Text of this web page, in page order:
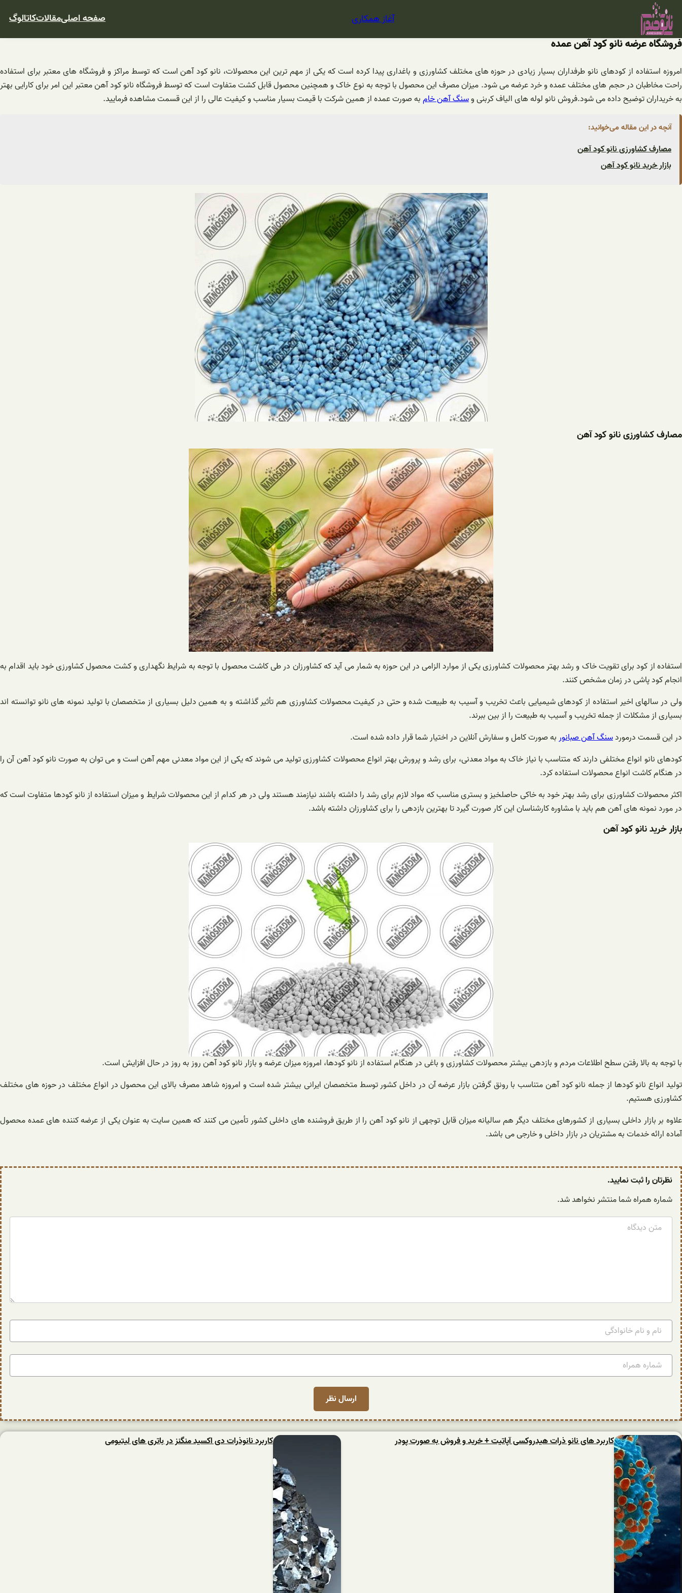
محتوا
آغاز همکاری صفحه اصلیمقالاتکاتالوگ
فروشگاه عرضه نانو کود آهن عمده
امروزه استفاده از کودهای نانو طرفداران بسیار زیادی در حوزه های مختلف کشاورزی و باغداری پیدا کرده است که یکی از مهم ترین این محصولات، نانو کود آهن است که توسط مراکز و فروشگاه های معتبر برای استفاده
راحت مخاطبان در حجم های مختلف عمده و خرد عرضه می شود. میزان مصرف این محصول با توجه به نوع خاک و همچنین محصول قابل کشت متفاوت است که توسط فروشگاه نانو کود آهن معتبر این امر برای کارایی بهتر
به خریداران توضیح داده می شود.فروش نانو لوله های الیاف کربنی وسنگ آهن خامبه صورت عمده از همین شرکت با قیمت بسیار مناسب و کیفیت عالی را از این قسمت مشاهده فرمایید.
آنچه در این مقاله می‌خوانید:
مصارف کشاورزی نانو کود آهن
بازار خرید نانو کود آهن
مصارف کشاورزی نانو کود آهن
استفاده از کود برای تقویت خاک و رشد بهتر محصولات کشاورزی یکی از موارد الزامی در این حوزه به شمار می آید که کشاورزان در طی کاشت محصول با توجه به شرایط نگهداری و کشت محصول کشاورزی خود باید اقدام به
انجام کود پاشی در زمان مشخص کنند.
ولی در سالهای اخیر استفاده از کودهای شیمیایی باعث تخریب و آسیب به طبیعت شده و حتی در کیفیت محصولات کشاورزی هم تأثیر گذاشته و به همین دلیل بسیاری از متخصصان با تولید نمونه های نانو توانسته اند
بسیاری از مشکلات از جمله تخریب و آسیب به طبیعت را از بین ببرند.
در این قسمت درموردسنگ آهن صبانوربه صورت کامل و سفارش آنلاین در اختیار شما قرار داده شده است.
کودهای نانو انواع مختلفی دارند که متناسب با نیاز خاک به مواد معدنی، برای رشد و پرورش بهتر انواع محصولات کشاورزی تولید می شوند که یکی از این مواد معدنی مهم آهن است و می توان به صورت نانو کود آهن آن را
در هنگام کاشت انواع محصولات استفاده کرد.
اکثر محصولات کشاورزی برای رشد بهتر خود به خاکی حاصلخیز و بستری مناسب که مواد لازم برای رشد را داشته باشند نیازمند هستند ولی در هر کدام از این محصولات شرایط و میزان استفاده از نانو کودها متفاوت است که
در مورد نمونه های آهن هم باید با مشاوره کارشناسان این کار صورت گیرد تا بهترین بازدهی را برای کشاورزان داشته باشد.
بازار خرید نانو کود آهن
با توجه به بالا رفتن سطح اطلاعات مردم و بازدهی بیشتر محصولات کشاورزی و باغی در هنگام استفاده از نانو کودها، امروزه میزان عرضه و بازار نانو کود آهن روز به روز در حال افزایش است.
تولید انواع نانو کودها از جمله نانو کود آهن متناسب با رونق گرفتن بازار عرضه آن در داخل کشور توسط متخصصان ایرانی بیشتر شده است و امروزه شاهد مصرف بالای این محصول در انواع مختلف در حوزه های مختلف
کشاورزی هستیم.
علاوه بر بازار داخلی بسیاری از کشورهای مختلف دیگر هم سالیانه میزان قابل توجهی از نانو کود آهن را از طریق فروشنده های داخلی کشور تأمین می کنند که همین سایت به عنوان یکی از عرضه کننده های عمده محصول
آماده ارائه خدمات به مشتریان در بازار داخلی و خارجی می باشد.
نظرتان را ثبت نمایید.
شماره همراه شما منتشر نخواهد شد.
کاربرد های نانو ذرات هیدروکسی آپاتیت + خرید و فروش به صورت پودر کاربرد نانوذرات دی اکسید منگنز در باتری های لیتیومی